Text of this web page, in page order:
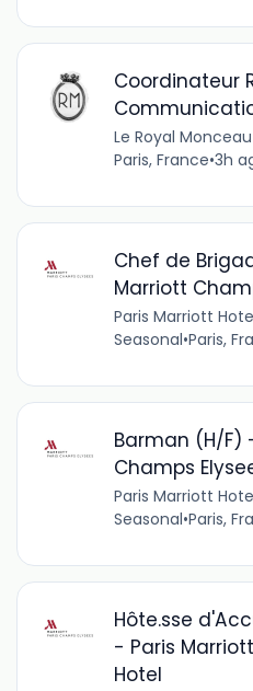
Coordinateur
Le Royal
Paris, France•3h
Chef de
Marriott
Paris Marriott
Seasonal•Paris,
Barman (H/F)
Champs
Paris Marriott
Seasonal•Paris,
Hôte.sse
- Paris
Hotel